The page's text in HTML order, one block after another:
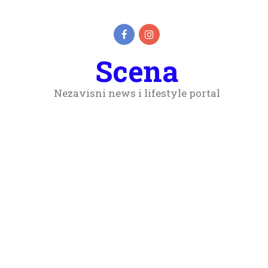
Scena
Nezavisni news i lifestyle portal